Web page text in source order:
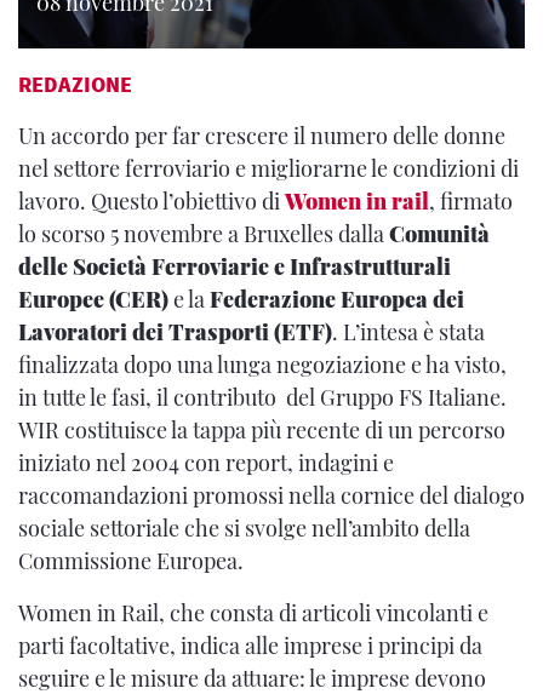
REDAZIONE
Un accordo per far crescere il numero delle donne
nel settore ferroviario e migliorarne le condizioni di
lavoro. Questo l’obiettivo diWomen in rail, firmato
lo scorso 5 novembre a Bruxelles dallaComunità
delle Società Ferroviarie e Infrastrutturali
Europee (CER)e laFederazione Europea dei
Lavoratori dei Trasporti (ETF). L’intesa è stata
finalizzata dopo una lunga negoziazione e ha visto,
in tutte le fasi, il contributo del Gruppo FS Italiane.
WIR costituisce la tappa più recente di un percorso
iniziato nel 2004 con report, indagini e
raccomandazioni promossi nella cornice del dialogo
sociale settoriale che si svolge nell’ambito della
Commissione Europea.
Women in Rail, che consta di articoli vincolanti e
parti facoltative, indica alle imprese i principi da
seguire e le misure da attuare: le imprese devono